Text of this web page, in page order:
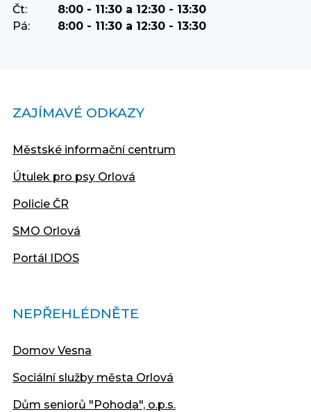
Čt:
8:00 - 11:30 a 12:30 - 13:30
Pá:
8:00 - 11:30 a 12:30 - 13:30
ZAJÍMAVÉ ODKAZY
Městské informační centrum
Útulek pro psy Orlová
Policie ČR
SMO Orlová
Portál IDOS
NEPŘEHLÉDNĚTE
Domov Vesna
Sociální služby města Orlová
Dům seniorů "Pohoda", o.p.s.